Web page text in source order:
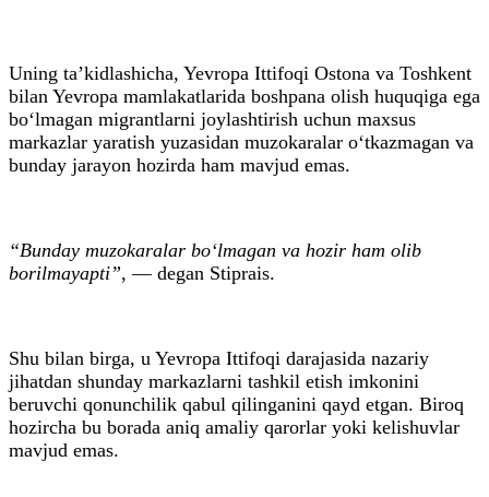
Uning ta’kidlashicha, Yevropa Ittifoqi Ostona va Toshkent
bilan Yevropa mamlakatlarida boshpana olish huquqiga ega
bo‘lmagan migrantlarni joylashtirish uchun maxsus
markazlar yaratish yuzasidan muzokaralar o‘tkazmagan va
bunday jarayon hozirda ham mavjud emas.
“Bunday muzokaralar bo‘lmagan va hozir ham olib
borilmayapti”, — degan Stiprais.
Shu bilan birga, u Yevropa Ittifoqi darajasida nazariy
jihatdan shunday markazlarni tashkil etish imkonini
beruvchi qonunchilik qabul qilinganini qayd etgan. Biroq
hozircha bu borada aniq amaliy qarorlar yoki kelishuvlar
mavjud emas.